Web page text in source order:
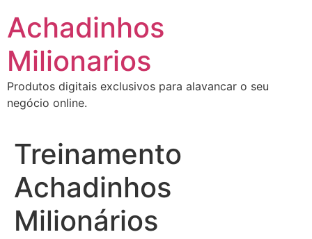
para
conteúdo
Achadinhos
Milionarios
Produtos digitais exclusivos para alavancar o seu
negócio online.
Treinamento
Achadinhos
Milionários